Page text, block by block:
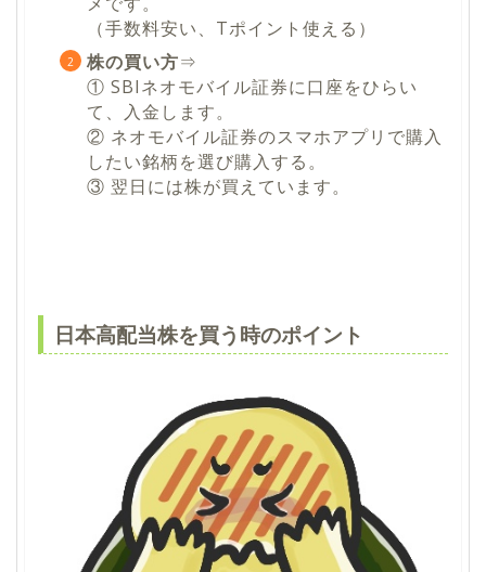
（手数料安い、Tポイント使える）
株の買い方⇒
① SBIネオモバイル証券に口座をひらい
て、入金します。
② ネオモバイル証券のスマホアプリで購入
したい銘柄を選び購入する。
③ 翌日には株が買えています。
日本高配当株を買う時のポイント